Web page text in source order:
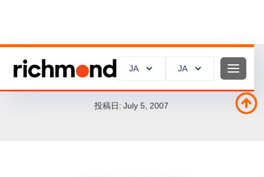
JA JA
JA JA
投稿日: July 5, 2007